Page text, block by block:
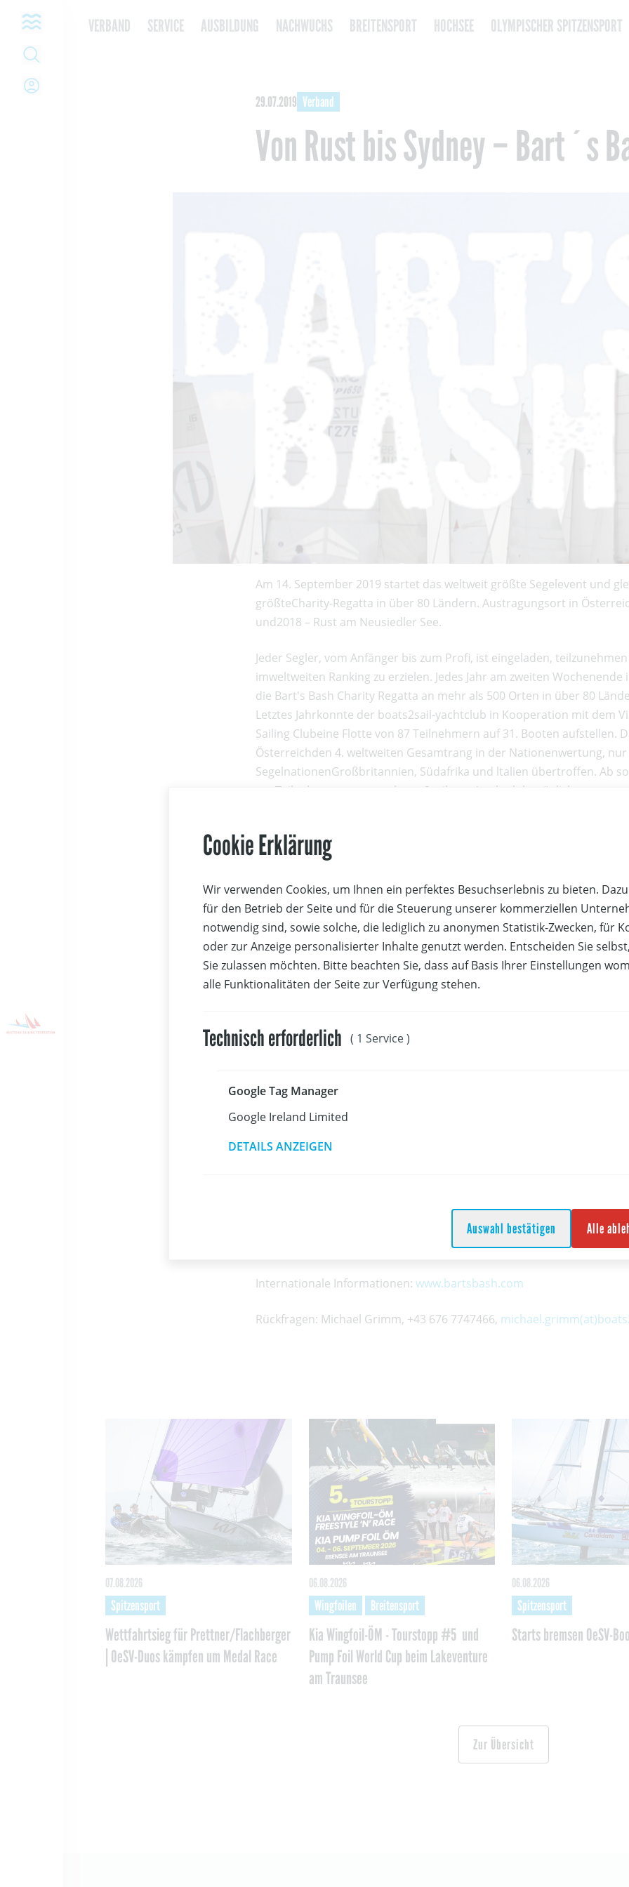
VERBAND SERVICE AUSBILDUNG NACHWUCHS BREITENSPORT HOCHSEE OLYMPISCHER SPITZENSPORT
29.07.2019 Verband
Von Rust bis Sydney – Bart´s
Am 14. September 2019 startet das weltweit größte Segelevent und
größteCharity-Regatta in über 80 Ländern. Austragungsort in
und2018 – Rust am Neusiedler See.
Jeder Segler, vom Anfänger bis zum Profi, ist eingeladen,
imweltweiten Ranking zu erzielen. Jedes Jahr am zweiten
die Bart's Bash Charity Regatta an mehr als 500 Orten in über 80
Letztes Jahrkonnte der boats2sail-yachtclub in Kooperation mit dem
Sailing Clubeine Flotte von 87 Teilnehmern auf 31. Booten aufstellen.
Österreichden 4. weltweiten Gesamtrang in der Nationenwertung, nur
SegelnationenGroßbritannien, Südafrika und ltalien übertroffen. Ab
zur Teilnahme unter www.boats2sail.com/yachtclub möglich.
Für dieses Jahr konnte erneut die Unterstützung vom
werden. Damit steht eine perfekte Infrastruktur für die Veranstaltung
unterstützen die Unternehmen Golserbier, FamilyPark sowie Markus
CharityEvent mit Spenden. Die Ruster Yachtclubs möchten verstärkt
Region für das Segeln begeistern. Gemäß der Andrew Simpson
unter anderem Projekte mit den lokalen Schulen umgesetzt (z.B.
24.-26.06.2019).
Bart's Bash ist das jährliche Flaggschiff der ASF und erinnert an den
ermutigen und ihnen zu helfen, ihre Ziele zu erreichen. Im Fokus der
Austragungsort: Burgenländischer Yachtclub
Veranstalter: boats2sail yachtclub und Vienna lnternational Sailing
Internationale Informationen: www.bartsbash.com
Rückfragen: Michael Grimm, +43 676 7747466,
Wettfahrtsieg für Prettner/Flachberger
| OeSV-Duos kämpfen um Medal Race
Spitzensport
07.08.2026
Kia Wingfoil-ÖM - Tourstopp #5 und
Pump Foil World Cup beim Lakeventure
am Traunsee
Wingfoilen Breitensport
06.08.2026
Starts bremsen OeSV-
Spitzensport
06.08.2026
Zur Übersicht
Cookie Erklärung
Wir verwenden Cookies, um Ihnen ein perfektes Besuchserlebnis zu bieten.
für den Betrieb der Seite und für die Steuerung unserer kommerziellen
notwendig sind, sowie solche, die lediglich zu anonymen Statistik-Zwecken, für
oder zur Anzeige personalisierter Inhalte genutzt werden. Entscheiden Sie
Sie zulassen möchten. Bitte beachten Sie, dass auf Basis Ihrer Einstellungen
alle Funktionalitäten der Seite zur Verfügung stehen.
Technisch erforderlich ( 1 Service )
Google Tag Manager
Google Ireland Limited
DETAILS ANZEIGEN
Auswahl bestätigen Alle